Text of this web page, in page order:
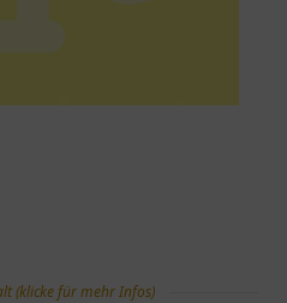
(klicke für mehr Infos)